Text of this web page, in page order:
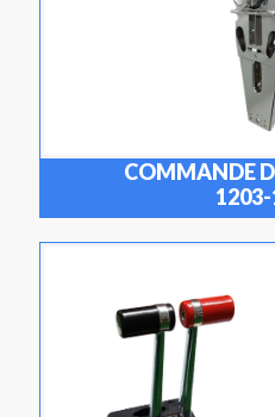
COMMANDE